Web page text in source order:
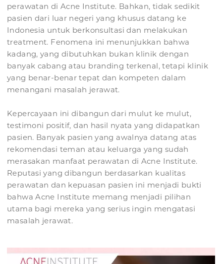
perawatan di Acne Institute. Bahkan, tidak sedikit
pasien dari luar negeri yang khusus datang ke
Indonesia untuk berkonsultasi dan melakukan
treatment. Fenomena ini menunjukkan bahwa
kadang, yang dibutuhkan bukan klinik dengan
banyak cabang atau branding terkenal, tetapi klinik
yang benar-benar tepat dan kompeten dalam
menangani masalah jerawat.
Kepercayaan ini dibangun dari mulut ke mulut,
testimoni positif, dan hasil nyata yang didapatkan
pasien. Banyak pasien yang awalnya datang atas
rekomendasi teman atau keluarga yang sudah
merasakan manfaat perawatan di Acne Institute.
Reputasi yang dibangun berdasarkan kualitas
perawatan dan kepuasan pasien ini menjadi bukti
bahwa Acne Institute memang menjadi pilihan
utama bagi mereka yang serius ingin mengatasi
masalah jerawat.